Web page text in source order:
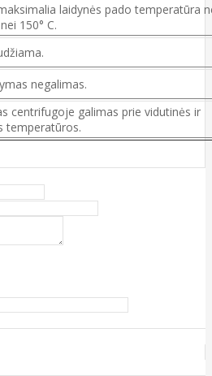
laidynės pado temperatūra
150° C.
negalimas.
centrifugoje galimas prie vidutinės ir
temperatūros.